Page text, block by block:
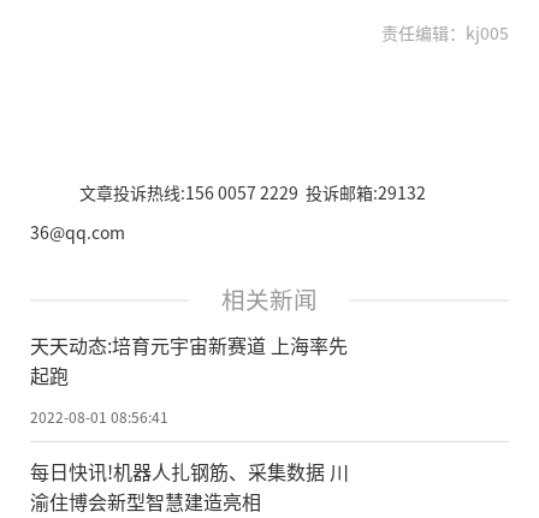
责任编辑：kj005
文章投诉热线:156 0057 2229 投诉邮箱:29132
36@qq.com
相关新闻
天天动态:培育元宇宙新赛道 上海率先
起跑
2022-08-01 08:56:41
每日快讯!机器人扎钢筋、采集数据 川
渝住博会新型智慧建造亮相